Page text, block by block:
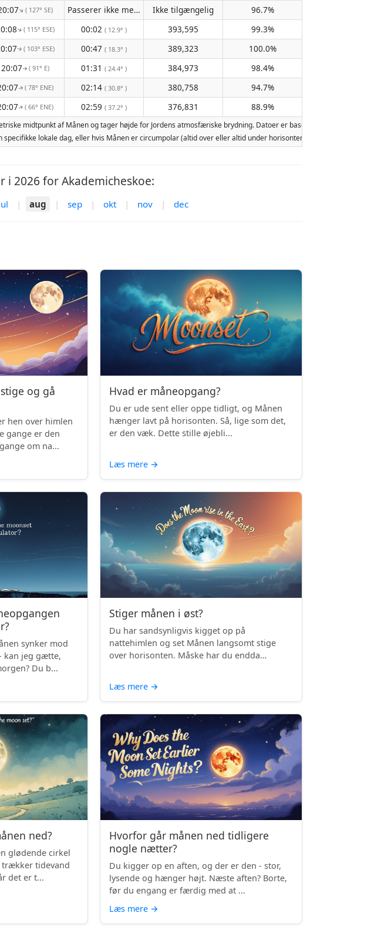
↑( 127° SE) Passerer ikke meridianen ( Ikke tilgængelig )
Ikke tilgængelig
96.7%
↑( 115° ESE) 00:02 ( 12.9° ) 393,595
99.3%
↑( 103° ESE) 00:47 ( 18.3° ) 389,323
100.0%
20:07↑ ( 91° E) 01:31 ( 24.4° ) 384,973
98.4%
↑( 78° ENE) 02:14 ( 30.8° ) 380,758
94.7%
↑( 66° ENE) 02:59 ( 37.2° ) 376,831 88.9%
midtpunkt af Månen og tager højde for Jordens atmosfæriske brydning. Datoer er baseret på den
lokale dag, eller hvis Månen er circumpolar (altid over eller altid under horisonten). To måneopgange
2026 for Akademicheskoe:
| aug | sep | okt | nov | dec
og gå
hen over himlen
gange er den
om na...
Hvad er måneopgang?
Du er ude sent eller oppe tidligt, og Månen
hænger lavt på horisonten. Så, lige som det,
er den væk. Dette stille øjebli...
Læs mere →
synker mod
kan jeg gætte,
Du b...
Stiger månen i øst?
Du har sandsynligvis kigget op på
nattehimlen og set Månen langsomt stige
over horisonten. Måske har du endda
Læs mere →
ned?
glødende cirkel
tidevand
det er t...
Hvorfor går månen ned tidligere
nogle nætter?
Du kigger op en aften, og der er den - stor,
lysende og hænger højt. Næste aften? Borte,
før du engang er færdig med at ...
Læs mere →